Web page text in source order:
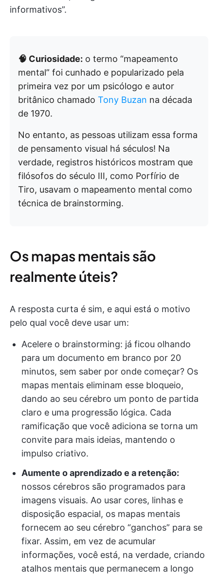
informativos”.
🧠 Curiosidade: o termo “mapeamento
mental” foi cunhado e popularizado pela
primeira vez por um psicólogo e autor
britânico chamado Tony Buzan na década
de 1970.
No entanto, as pessoas utilizam essa forma
de pensamento visual há séculos! Na
verdade, registros históricos mostram que
filósofos do século III, como Porfírio de
Tiro, usavam o mapeamento mental como
técnica de brainstorming.
Os mapas mentais são
realmente úteis?
A resposta curta é sim, e aqui está o motivo
pelo qual você deve usar um:
Acelere o brainstorming: já ficou olhando
para um documento em branco por 20
minutos, sem saber por onde começar? Os
mapas mentais eliminam esse bloqueio,
dando ao seu cérebro um ponto de partida
claro e uma progressão lógica. Cada
ramificação que você adiciona se torna um
convite para mais ideias, mantendo o
impulso criativo.
Aumente o aprendizado e a retenção:
nossos cérebros são programados para
imagens visuais. Ao usar cores, linhas e
disposição espacial, os mapas mentais
fornecem ao seu cérebro “ganchos” para se
fixar. Assim, em vez de acumular
informações, você está, na verdade, criando
atalhos mentais que permanecem a longo